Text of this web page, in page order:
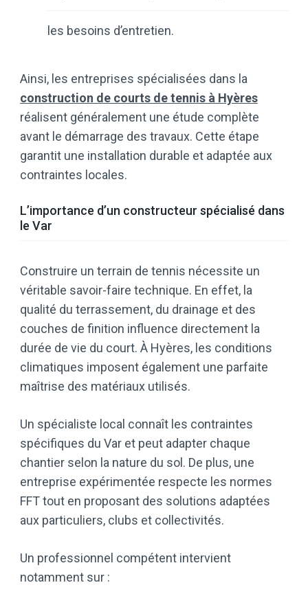
les besoins d’entretien.
Ainsi, les entreprises spécialisées dans la
construction de courts de tennis à Hyères
réalisent généralement une étude complète
avant le démarrage des travaux. Cette étape
garantit une installation durable et adaptée aux
contraintes locales.
L’importance d’un constructeur spécialisé dans
le Var
Construire un terrain de tennis nécessite un
véritable savoir-faire technique. En effet, la
qualité du terrassement, du drainage et des
couches de finition influence directement la
durée de vie du court. À Hyères, les conditions
climatiques imposent également une parfaite
maîtrise des matériaux utilisés.
Un spécialiste local connaît les contraintes
spécifiques du Var et peut adapter chaque
chantier selon la nature du sol. De plus, une
entreprise expérimentée respecte les normes
FFT tout en proposant des solutions adaptées
aux particuliers, clubs et collectivités.
Un professionnel compétent intervient
notamment sur :